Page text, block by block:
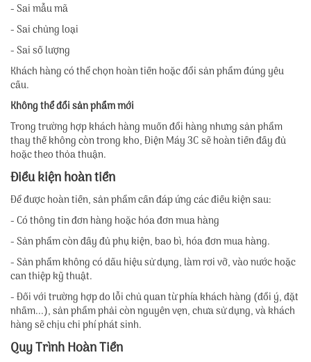
- Sai mẫu mã
- Sai chủng loại
- Sai số lượng
Khách hàng có thể chọn hoàn tiền hoặc đổi sản phẩm đúng yêu
cầu.
Không thể đổi sản phẩm mới
Trong trường hợp khách hàng muốn đổi hàng nhưng sản phẩm
thay thế không còn trong kho, Điện Máy 3C sẽ hoàn tiền đầy đủ
hoặc theo thỏa thuận.
Điều kiện hoàn tiền
Để được hoàn tiền, sản phẩm cần đáp ứng các điều kiện sau:
- Có thông tin đơn hàng hoặc hóa đơn mua hàng
- Sản phẩm còn đầy đủ phụ kiện, bao bì, hóa đơn mua hàng.
- Sản phẩm không có dấu hiệu sử dụng, làm rơi vỡ, vào nước hoặc
can thiệp kỹ thuật.
- Đối với trường hợp do lỗi chủ quan từ phía khách hàng (đổi ý, đặt
nhầm...), sản phẩm phải còn nguyên vẹn, chưa sử dụng, và khách
hàng sẽ chịu chi phí phát sinh.
Quy Trình Hoàn Tiền